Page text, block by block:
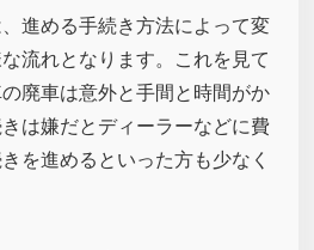
進める手続き方法によって変
流れとなります。これを見て
廃車は意外と手間と時間がか
は嫌だとディーラーなどに費
を進めるといった方も少なく